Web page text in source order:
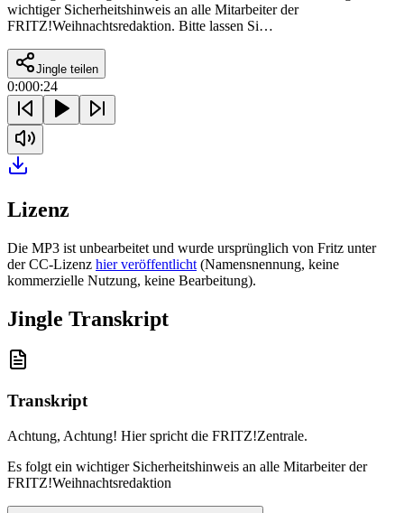
wichtiger Sicherheitshinweis an alle Mitarbeiter der
FRITZ!Weihnachtsredaktion. Bitte lassen Si…
Jingle teilen
0:000:24
Lizenz
Die MP3 ist unbearbeitet und wurde ursprünglich von Fritz unter
der CC-Lizenz hier veröffentlicht (Namensnennung, keine
kommerzielle Nutzung, keine Bearbeitung).
Jingle Transkript
Transkript
Achtung, Achtung! Hier spricht die FRITZ!Zentrale.
Es folgt ein wichtiger Sicherheitshinweis an alle Mitarbeiter der
FRITZ!Weihnachtsredaktion